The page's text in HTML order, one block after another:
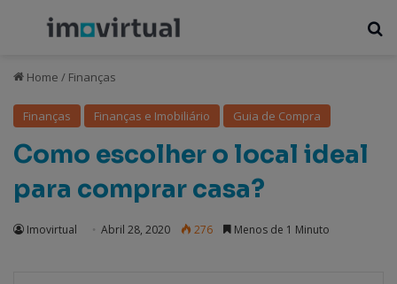
Menu
Home / Finanças
Finanças Finanças e Imobiliário Guia de Compra
Como escolher o local ideal
para comprar casa?
Imovirtual Abril 28, 2020 276 Menos de 1 Minuto